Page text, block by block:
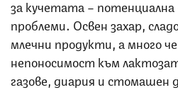
за кучетата –
проблеми. Освен захар,
млечни продукти, а много
непоносимост към
газове, диария и стомашен